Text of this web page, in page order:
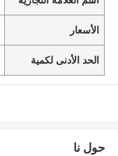
الأسعار
الحد الأدنى لكمية
حول نا